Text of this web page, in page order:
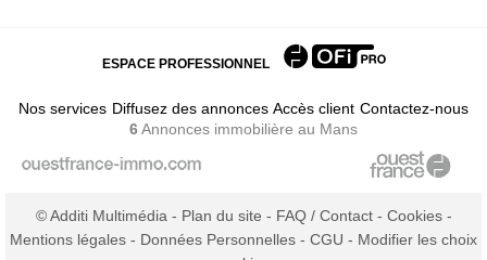
ESPACE PROFESSIONNEL
Nos services Diffusez des annonces Accès client Contactez-nous
6Annonces immobilière au Mans
© Additi Multimédia - Plan du site - FAQ / Contact- Cookies-
Mentions légales - Données Personnelles - CGU - Modifier les choix